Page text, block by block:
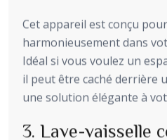
Cet appareil est conçu
harmonieusement dans
Idéal si vous voulez un
il peut être caché derrière
une solution élégante à
3. Lave-vaisselle